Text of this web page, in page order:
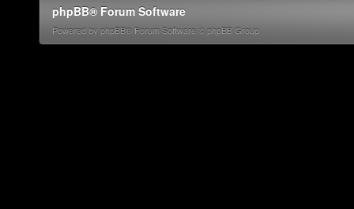
phpBB® Forum Software
Powered by phpBB® Forum Software © phpBB Group